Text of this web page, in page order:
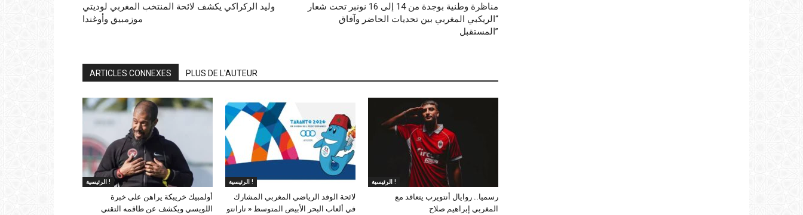
وليد الركراكي يكشف لائحة المنتخب المغربي لوديتي
موزمبيق وأوغندا
مناظرة وطنية بوجدة من 14 إلى 16 نونبر تحت شعار
“الريكبي المغربي بين تحديات الحاضر وآفاق
المستقبل”
ARTICLES CONNEXES PLUS DE L'AUTEUR
الرئيسية !
أولمبيك خريبكة يراهن على خبرة
اللويسي ويكشف عن طاقمه التقني
الرئيسية !
لائحة الوفد الرياضي المغربي المشارك
في ألعاب البحر الأبيض المتوسط « تارانتو
الرئيسية !
رسميا.. روايال أنتويرب يتعاقد مع
المغربي إبراهيم صلاح